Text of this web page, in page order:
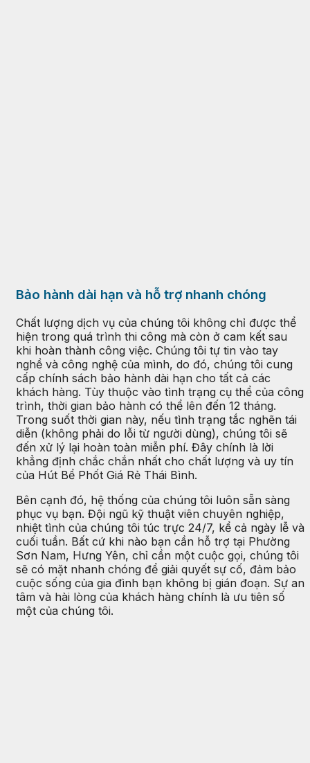
Bảo hành dài hạn và hỗ trợ nhanh chóng
Chất lượng dịch vụ của chúng tôi không chỉ được thể
hiện trong quá trình thi công mà còn ở cam kết sau
khi hoàn thành công việc. Chúng tôi tự tin vào tay
nghề và công nghệ của mình, do đó, chúng tôi cung
cấp chính sách bảo hành dài hạn cho tất cả các
khách hàng. Tùy thuộc vào tình trạng cụ thể của công
trình, thời gian bảo hành có thể lên đến 12 tháng.
Trong suốt thời gian này, nếu tình trạng tắc nghẽn tái
diễn (không phải do lỗi từ người dùng), chúng tôi sẽ
đến xử lý lại hoàn toàn miễn phí. Đây chính là lời
khẳng định chắc chắn nhất cho chất lượng và uy tín
của Hút Bể Phốt Giá Rẻ Thái Bình.
Bên cạnh đó, hệ thống của chúng tôi luôn sẵn sàng
phục vụ bạn. Đội ngũ kỹ thuật viên chuyên nghiệp,
nhiệt tình của chúng tôi túc trực 24/7, kể cả ngày lễ và
cuối tuần. Bất cứ khi nào bạn cần hỗ trợ tại Phường
Sơn Nam, Hưng Yên, chỉ cần một cuộc gọi, chúng tôi
sẽ có mặt nhanh chóng để giải quyết sự cố, đảm bảo
cuộc sống của gia đình bạn không bị gián đoạn. Sự an
tâm và hài lòng của khách hàng chính là ưu tiên số
một của chúng tôi.